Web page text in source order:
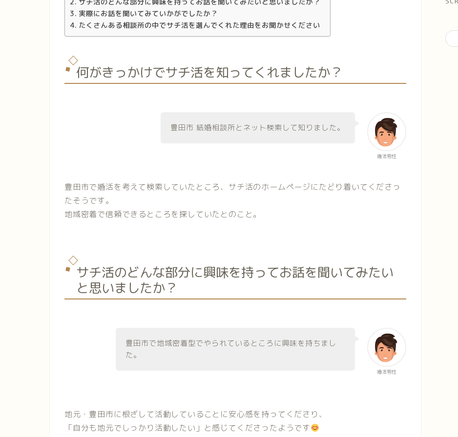
実際にお話を聞いてみていかがでしたか？
たくさんある相談所の中でサチ活を選んでくれた理由をお聞かせください
何がきっかけでサチ活を知ってくれましたか？
婚活男性
豊田市 結婚相談所とネット検索して知りました。
豊田市で婚活を考えて検索していたところ、サチ活のホームページにたどり着いてくださっ
たそうです。
地域密着で信頼できるところを探していたとのこと。
サチ活のどんな部分に興味を持ってお話を聞いてみたい
と思いましたか？
婚活男性
豊田市で地域密着型でやられているところに興味を持ちまし
た。
地元・豊田市に根ざして活動していることに安心感を持ってくださり、
「自分も地元でしっかり活動したい」と感じてくださったようです